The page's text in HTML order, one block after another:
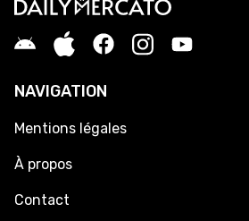
NAVIGATION
Mentions légales
À propos
Contact